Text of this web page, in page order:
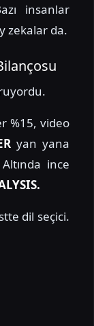
insanlar
zekalar da.
%15, video
yan yana
ince
dil seçici.